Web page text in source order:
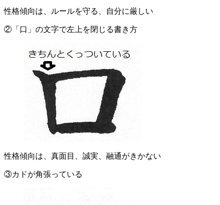
性格傾向は、ルールを守る、自分に厳しい
②「口」の文字で左上を閉じる書き方
性格傾向は、真面目、誠実、融通がきかない
③カドが角張っている